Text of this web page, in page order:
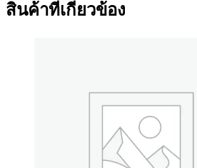
สินค้าที่เกี่ยวข้อง